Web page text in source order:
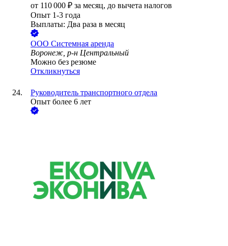
от 110 000 ₽ за месяц, до вычета налогов
Опыт 1-3 года
Выплаты: Два раза в месяц
ООО Системная аренда
Воронеж, р-н Центральный
Можно без резюме
Откликнуться
Руководитель транспортного отдела
Опыт более 6 лет